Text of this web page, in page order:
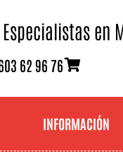
Especialistas en
62 96 76
INFORMACIÓN